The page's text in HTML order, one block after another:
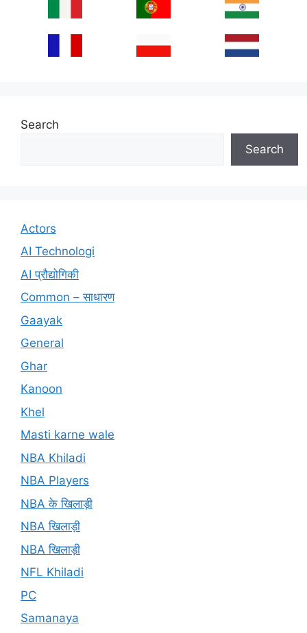
Search
Search
Actors
AI Technologi
AI प्रौद्योगिकी
Common – साधारण
Gaayak
General
Ghar
Kanoon
Khel
Masti karne wale
NBA Khiladi
NBA Players
NBA के खिलाड़ी
NBA खिलाड़ी
NBA खिलाड़ी
NFL Khiladi
PC
Samanaya